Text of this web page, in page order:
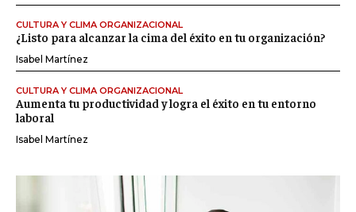
CULTURA Y CLIMA ORGANIZACIONAL
¿Listo para alcanzar la cima del éxito en tu organización?
Isabel Martínez
CULTURA Y CLIMA ORGANIZACIONAL
Aumenta tu productividad y logra el éxito en tu entorno
laboral
Isabel Martínez